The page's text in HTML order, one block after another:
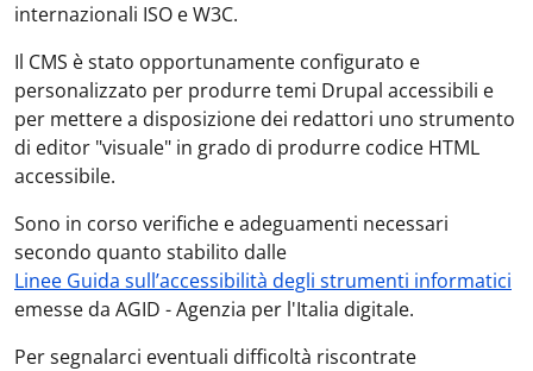
internazionali ISO e W3C.
Il CMS è stato opportunamente configurato e
personalizzato per produrre temi Drupal accessibili e
per mettere a disposizione dei redattori uno strumento
di editor "visuale" in grado di produrre codice HTML
accessibile.
Sono in corso verifiche e adeguamenti necessari
secondo quanto stabilito dalle
Linee Guida sull’accessibilità degli strumenti informatici
emesse da AGID - Agenzia per l'Italia digitale.
Per segnalarci eventuali difficoltà riscontrate